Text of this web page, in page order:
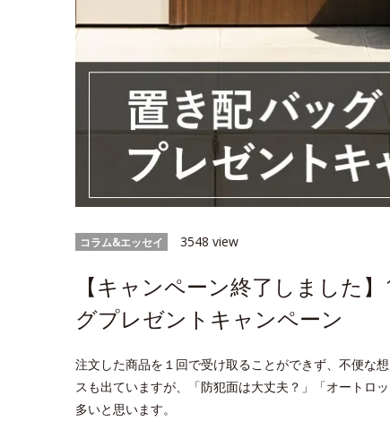
コラム&エッセイ 3548 view
【キャンペーン終了しました
グプレゼントキャンペーン
注文した商品を１回で受け取ることができず、不便な
スも出ていますが、「防犯面は大丈夫？」「オートロ
多いと思います。